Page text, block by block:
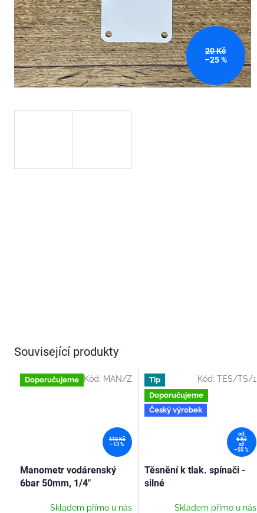
20 Kč
–25 %
Související produkty
Doporučujeme
115 Kč
–13 %
Manometr vodárenský
6bar 50mm, 1/4"
Skladem přímo u nás
Kód: MAN/Z
Tip
Doporučujeme
Český výrobek
od
6 Kč
až
–55 %
Těsnění k tlak. spínači -
silné
Skladem přímo u nás
Kód: TES/TS/1